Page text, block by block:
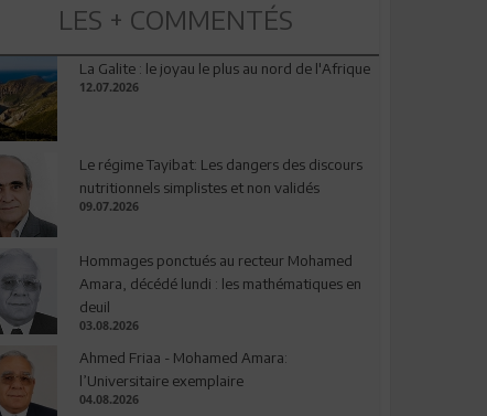
LES + COMMENTÉS
La Galite : le joyau le plus au nord de l'Afrique
12.07.2026
Le régime Tayibat: Les dangers des discours
nutritionnels simplistes et non validés
09.07.2026
Hommages ponctués au recteur Mohamed
Amara, décédé lundi : les mathématiques en
deuil
03.08.2026
Ahmed Friaa - Mohamed Amara:
l’Universitaire exemplaire
04.08.2026